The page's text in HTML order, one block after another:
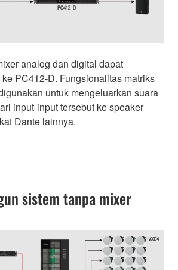
analog dan digital dapat
PC412-D. Fungsionalitas matriks
untuk mengeluarkan suara
input-input tersebut ke speaker
Dante lainnya.
sistem tanpa mixer